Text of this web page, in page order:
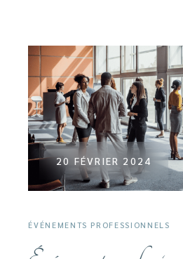
20 FÉVRIER 2024
ÉVÉNEMENTS PROFESSIONNELS